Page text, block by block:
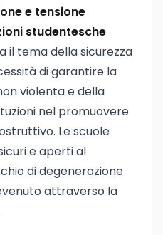
e tensione
studentesche
il tema della sicurezza
di garantire la
violenta e della
nel promuovere
Le scuole
e aperti al
di degenerazione
attraverso la